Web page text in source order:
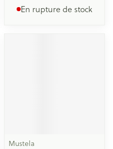
En rupture de stock
Mustela